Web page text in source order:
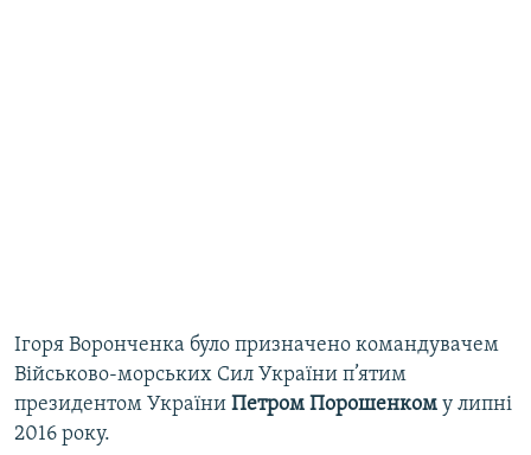
Ігоря Воронченка було призначено командувачем
Військово-морських Сил України п’ятим
президентом України Петром Порошенком у липні
2016 року.